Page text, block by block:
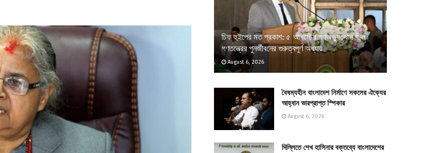
চিফ হুইপের মত প্রকাশ: ৫ আগস্টের গণঅভ্যুত্থান ছিল
গণতন্ত্রের পুনর্জীবনের গুরুত্বপূর্ণ অধ্যায়
August 6, 2026
বৈষম্যহীন বাংলাদেশ নির্মাণে সকলের ঐক্যের
আহ্বান ভারপ্রাপ্ত স্পিকার
August 6, 2026
দিল্লিতে শেখ হাসিনার বক্তব্যে বাংলাদেশের